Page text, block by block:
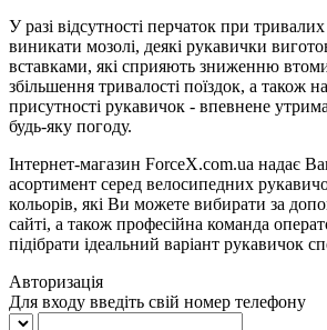
У разі відсутності перчаток при
виникати мозолі, деякі рукавички
вставками, які сприяють зниженню втоми
збільшення тривалості поїздок, а також
присутності рукавичок - впевнене
будь-яку погоду.
Інтернет-магазин ForceX.com.ua надає
асортимент серед велосипедних
кольорів, які Ви можете вибирати за
сайті, а також професійна команда
підібрати ідеальний варіант рукавичок
Авторизація
Для входу введіть свій номер телефону